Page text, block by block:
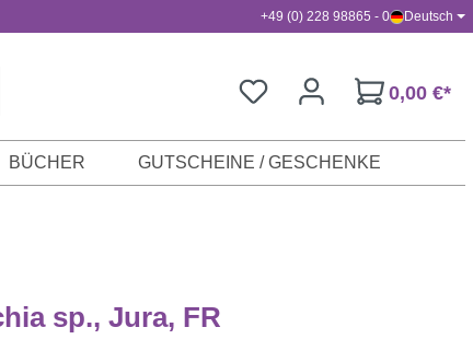
+49 (0) 228 98865 - 0 Deutsch
0,00 €*
BÜCHER GUTSCHEINE / GESCHENKE
sp., Jura, FR